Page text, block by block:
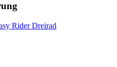
Rider Dreirad